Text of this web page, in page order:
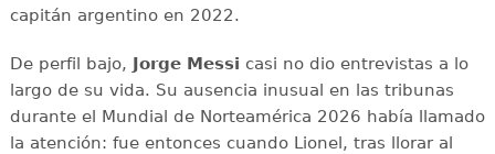
capitán argentino en 2022.
De perfil bajo, Jorge Messi casi no dio entrevistas a lo
largo de su vida. Su ausencia inusual en las tribunas
durante el Mundial de Norteamérica 2026 había llamado
la atención: fue entonces cuando Lionel, tras llorar al